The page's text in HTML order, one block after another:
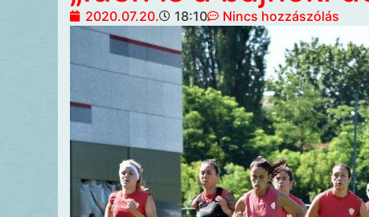
2020.07.20. 18:10 Nincs hozzászólás